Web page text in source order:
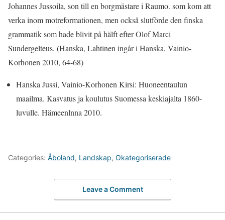
Johannes Jussoila, son till en borgmästare i Raumo. som kom att
verka inom motreformationen, men också slutförde den finska
grammatik som hade blivit på hälft efter Olof Marci
Sundergelteus. (Hanska, Lahtinen ingår i Hanska, Vainio-
Korhonen 2010, 64-68)
Hanska Jussi, Vainio-Korhonen Kirsi: Huoneentaulun
maailma. Kasvatus ja koulutus Suomessa keskiajalta 1860-
luvulle. Hämeenlnna 2010.
Categories: Åboland, Landskap, Okategoriserade
Leave a Comment